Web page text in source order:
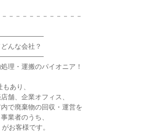
－－－－－－－－－－－
んな会社？
理・運搬のパイオニア！
あり、
舗、企業オフィス、
で廃棄物の回収・運営を
業者のうち、
お客様です。